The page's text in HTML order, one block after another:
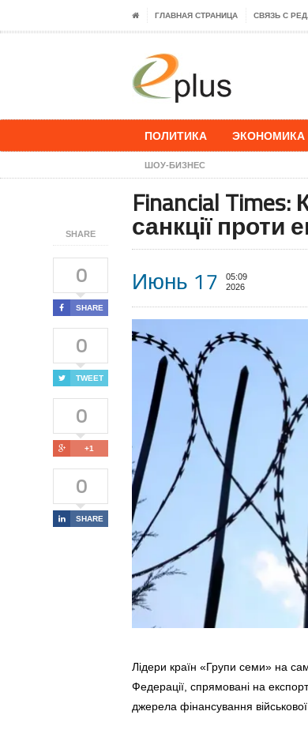
ГЛАВНАЯ СТРАНИЦА СВЯЗЬ С
ПОЛИТИКА ЭКОНОМИКА
ШОУ-БИЗНЕС
SHARE
0
SHARE
0
TWEET
0
+1
0
SHARE
Financial Times:
санкції проти
Июнь 17
05:09
2026
Лідери країн «Групи семи» на
Федерації, спрямовані на
джерела фінансування